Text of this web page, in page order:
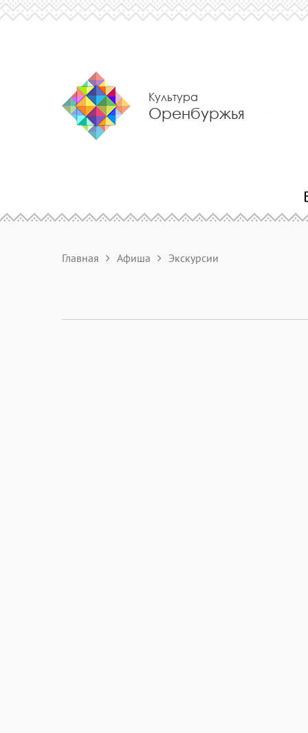
Культура
Оренбуржья
Главная Афиша Экскурсии